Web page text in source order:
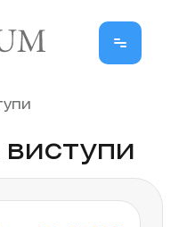
виступи